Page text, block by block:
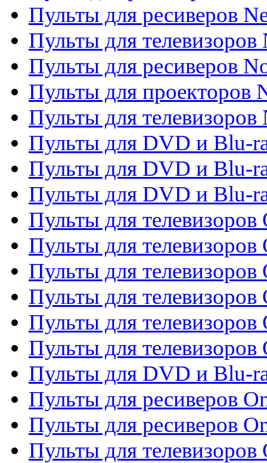
Пульты для ресиверов
Пульты для телевизоров
Пульты для ресиверов
Пульты для проекторов
Пульты для телевизоров
Пульты для DVD и Blu-
Пульты для DVD и Blu-
Пульты для DVD и Blu-
Пульты для телевизоров
Пульты для телевизоров
Пульты для телевизоров
Пульты для телевизоров
Пульты для телевизоров
Пульты для телевизоров
Пульты для DVD и Blu-
Пульты для ресиверов
Пульты для ресиверов
Пульты для телевизоров